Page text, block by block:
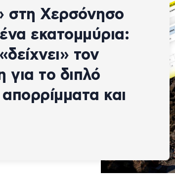
στη Χερσόνησο
εκατομμύρια:
τον
για το διπλό
και